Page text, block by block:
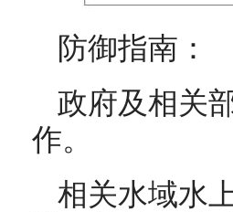
防御指南：
政府及相关
作。
相关水域水